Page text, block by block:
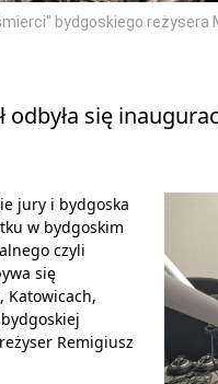
bydgoskiego reżysera
odbyła się
jury i bydgoska
w bydgoskim
czyli
się
Katowicach,
Remigiusz